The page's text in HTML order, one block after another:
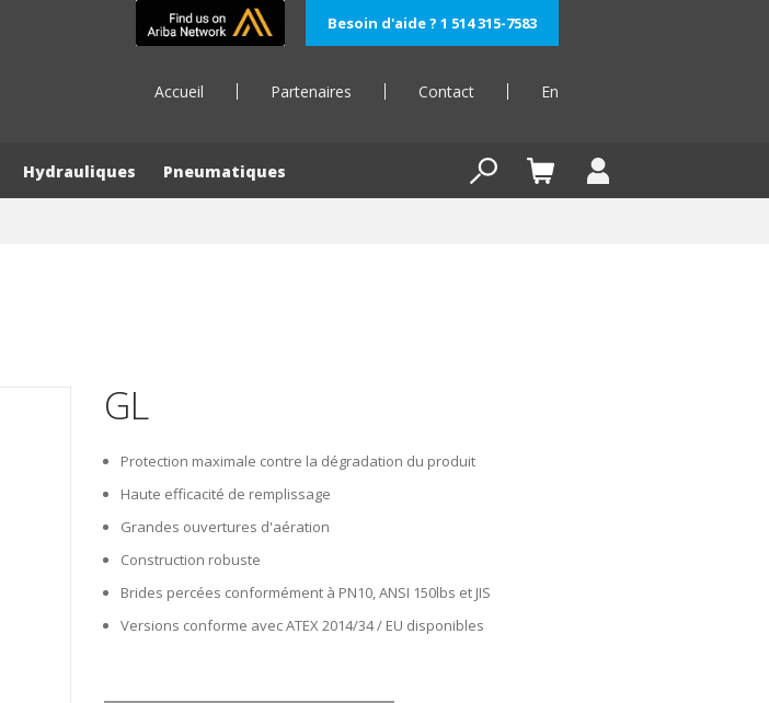
Besoin d'aide ? 1 514 315-7583
Accueil Partenaires Contact En
Hydrauliques Pneumatiques
GL
Protection maximale contre la dégradation du produit
Haute efficacité de remplissage
Grandes ouvertures d'aération
Construction robuste
Brides percées conformément à PN10, ANSI 150lbs et JIS
Versions conforme avec ATEX 2014/34 / EU disponibles